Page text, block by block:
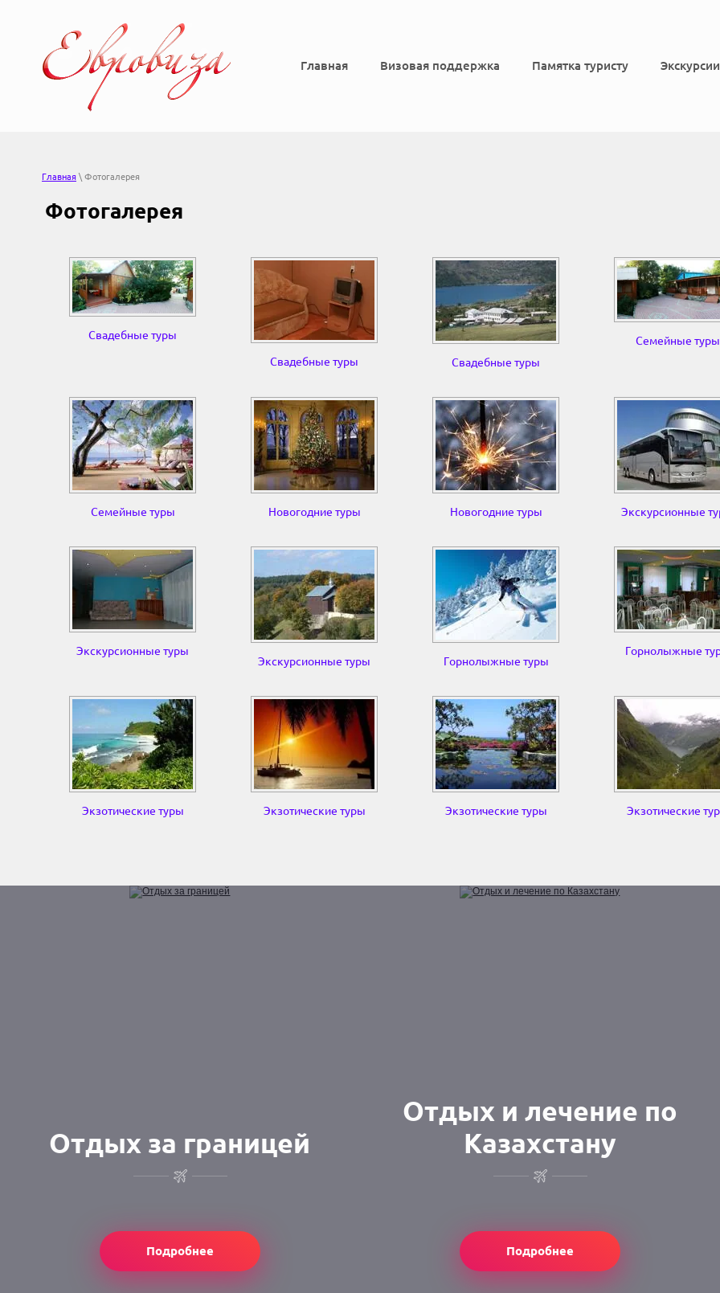
Главная Визовая поддержка Памятка туристу Экскурсии
Главная \ Фотогалерея
Фотогалерея
Свадебные туры
Свадебные туры Свадебные туры
Семейные туры
Семейные туры Новогодние туры Новогодние туры Экскурсионные
Экскурсионные туры
Экскурсионные туры
Горнолыжные туры
Горнолыжные
Экзотические туры Экзотические туры Экзотические туры Экзотические
Отдых за границей
Подробнее
Отдых и лечение по
Казахстану
Подробнее